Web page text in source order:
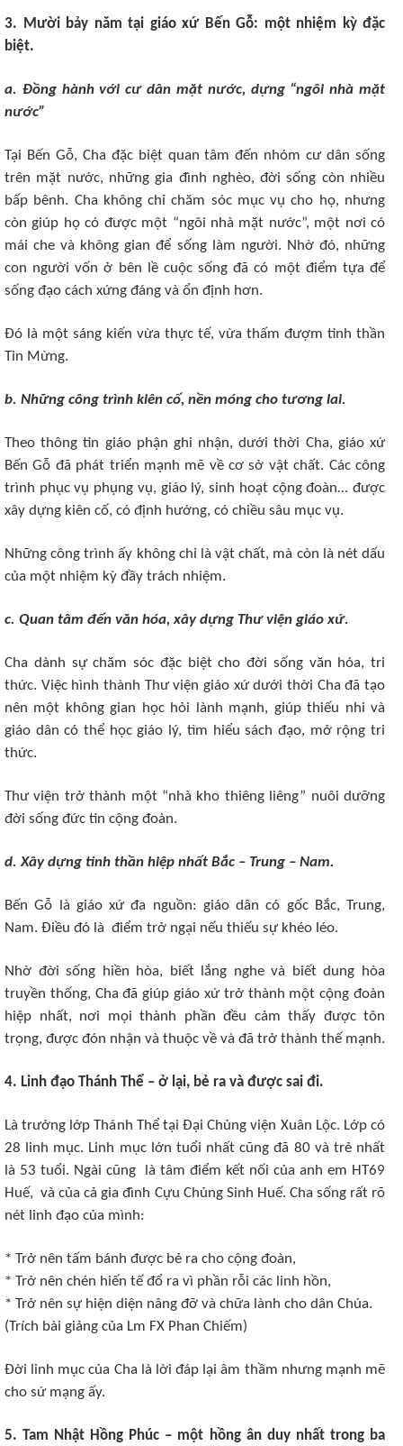
3. Mười bảy năm tại giáo xứ Bến Gỗ: một nhiệm kỳ đặc
biệt.
a. Đồng hành với cư dân mặt nước, dựng “ngôi nhà mặt
nước”
Tại Bến Gỗ, Cha đặc biệt quan tâm đến nhóm cư dân sống
trên mặt nước, những gia đình nghèo, đời sống còn nhiều
bấp bênh. Cha không chỉ chăm sóc mục vụ cho họ, nhưng
còn giúp họ có được một “ngôi nhà mặt nước”, một nơi có
mái che và không gian để sống làm người. Nhờ đó, những
con người vốn ở bên lề cuộc sống đã có một điểm tựa để
sống đạo cách xứng đáng và ổn định hơn.
Đó là một sáng kiến vừa thực tế, vừa thấm đượm tinh thần
Tin Mừng.
b. Những công trình kiên cố, nền móng cho tương lai.
Theo thông tin giáo phận ghi nhận, dưới thời Cha, giáo xứ
Bến Gỗ đã phát triển mạnh mẽ về cơ sở vật chất. Các công
trình phục vụ phụng vụ, giáo lý, sinh hoạt cộng đoàn… được
xây dựng kiên cố, có định hướng, có chiều sâu mục vụ.
Những công trình ấy không chỉ là vật chất, mà còn là nét dấu
của một nhiệm kỳ đầy trách nhiệm.
c. Quan tâm đến văn hóa, xây dựng Thư viện giáo xứ.
Cha dành sự chăm sóc đặc biệt cho đời sống văn hóa, tri
thức. Việc hình thành Thư viện giáo xứ dưới thời Cha đã tạo
nên một không gian học hỏi lành mạnh, giúp thiếu nhi và
giáo dân có thể học giáo lý, tìm hiểu sách đạo, mở rộng tri
thức.
Thư viện trở thành một “nhà kho thiêng liêng” nuôi dưỡng
đời sống đức tin cộng đoàn.
d. Xây dựng tinh thần hiệp nhất Bắc – Trung – Nam.
Bến Gỗ là giáo xứ đa nguồn: giáo dân có gốc Bắc, Trung,
Nam. Điều đó là điểm trở ngại nếu thiếu sự khéo léo.
Nhờ đời sống hiền hòa, biết lắng nghe và biết dung hòa
truyền thống, Cha đã giúp giáo xứ trở thành một cộng đoàn
hiệp nhất, nơi mọi thành phần đều cảm thấy được tôn
trọng, được đón nhận và thuộc về và đã trở thành thế mạnh.
4. Linh đạo Thánh Thể – ở lại, bẻ ra và được sai đi.
Là trưởng lớp Thánh Thể tại Đại Chủng viện Xuân Lộc. Lớp có
28 linh mục. Linh mục lớn tuổi nhất cũng đã 80 và trẻ nhất
là 53 tuổi. Ngài cũng là tâm điểm kết nối của anh em HT69
Huế, và của cả gia đình Cựu Chủng Sinh Huế. Cha sống rất rõ
nét linh đạo của mình:
* Trở nên tấm bánh được bẻ ra cho cộng đoàn,
* Trở nên chén hiến tế đổ ra vì phần rỗi các linh hồn,
* Trở nên sự hiện diện nâng đỡ và chữa lành cho dân Chúa.
(Trích bài giảng của Lm FX Phan Chiếm)
Đời linh mục của Cha là lời đáp lại âm thầm nhưng mạnh mẽ
cho sứ mạng ấy.
5. Tam Nhật Hồng Phúc – một hồng ân duy nhất trong ba